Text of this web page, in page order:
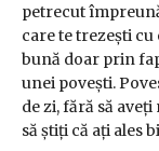
petrecut
care te trezești
bună doar prin
unei povești.
de zi, fără să
să știți că ați ales